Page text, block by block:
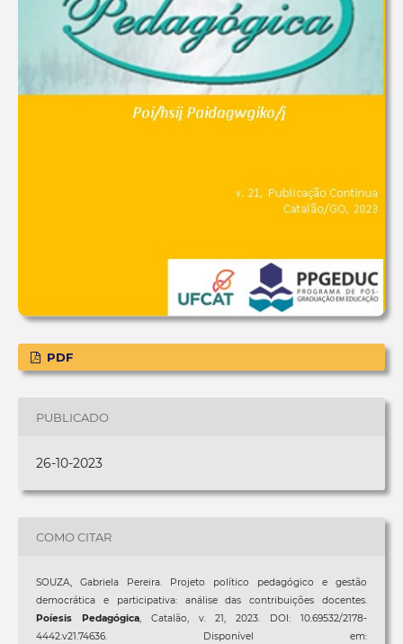
PDF
PUBLICADO
26-10-2023
COMO CITAR
SOUZA, Gabriela Pereira. Projeto político pedagógico e gestão
democrática e participativa: análise das contribuições docentes.
Poíesis Pedagógica, Catalão, v. 21, 2023. DOI: 10.69532/2178-
4442.v21.74636. Disponível em: